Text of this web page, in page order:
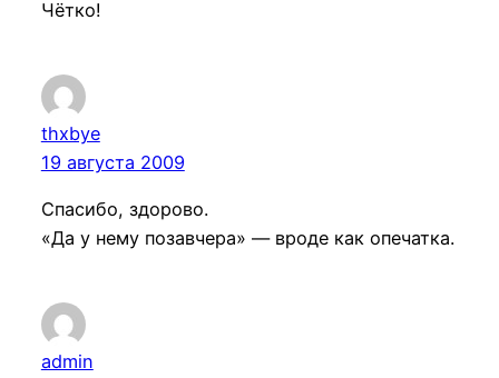
Чётко!
thxbye
19 августа 2009
Спасибо, здорово.
«Да у нему позавчера» — вроде как опечатка.
admin